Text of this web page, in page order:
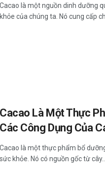
Cacao là một nguồn dinh dưỡng
khỏe của chúng ta. Nó cung cấp
Cacao Là Một Thực
Các Công Dụng Của
Cacao là một thực phẩm bổ
sức khỏe. Nó có nguồn gốc từ cây...